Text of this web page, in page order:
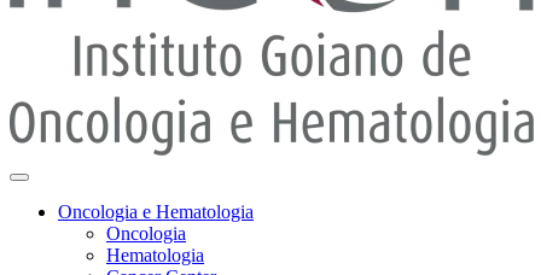
Oncologia e Hematologia
Oncologia
Hematologia